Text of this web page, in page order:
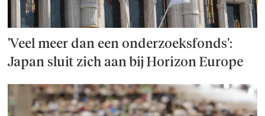
'Veel meer dan een onderzoeks­fonds':
Japan sluit zich aan bij Horizon Europe